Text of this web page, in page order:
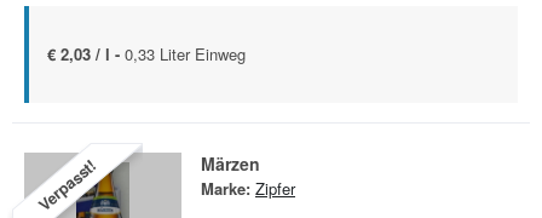
€ 2,03 / l - 0,33 Liter Einweg
Verpasst! Märzen
Marke: Zipfer